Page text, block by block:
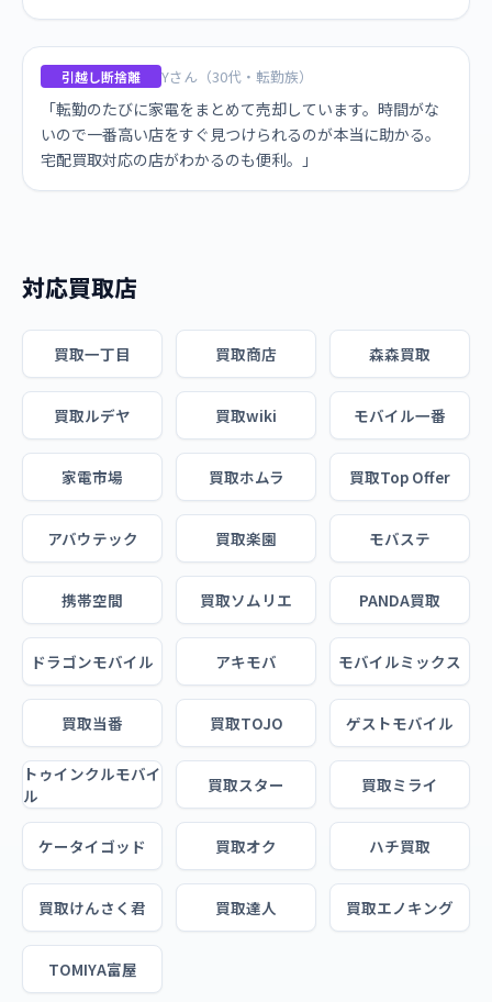
引越し断捨離 Yさん（30代・転勤族）
「転勤のたびに家電をまとめて売却しています。時間がな
いので一番高い店をすぐ見つけられるのが本当に助かる。
宅配買取対応の店がわかるのも便利。」
対応買取店
買取一丁目 買取商店 森森買取
買取ルデヤ 買取wiki モバイル一番
家電市場 買取ホムラ 買取Top Offer
アバウテック 買取楽園 モバステ
携帯空間 買取ソムリエ PANDA買取
ドラゴンモバイル アキモバ モバイルミックス
買取当番 買取TOJO ゲストモバイル
トゥインクルモバイ
ル
買取スター 買取ミライ
ケータイゴッド 買取オク ハチ買取
買取けんさく君 買取達人 買取エノキング
TOMIYA富屋